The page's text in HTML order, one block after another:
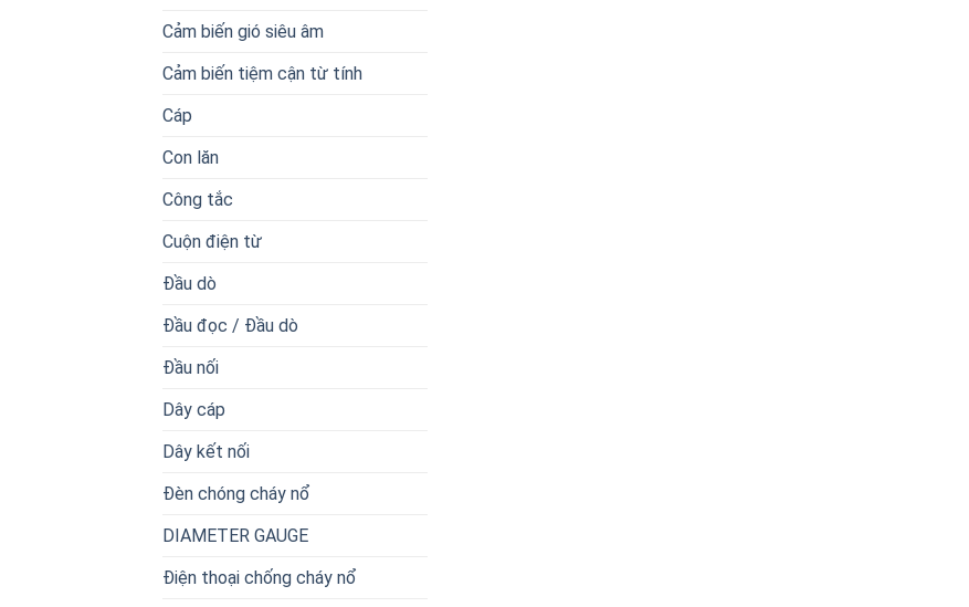
Cảm biến gió siêu âm
Cảm biến tiệm cận từ tính
Cáp
Con lăn
Công tắc
Cuộn điện từ
Đầu dò
Đầu đọc / Đầu dò
Đầu nối
Dây cáp
Dây kết nối
Đèn chóng cháy nổ
DIAMETER GAUGE
Điện thoại chống cháy nổ